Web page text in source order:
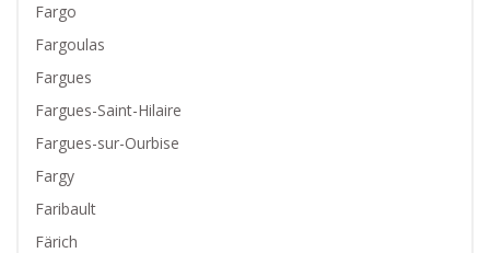
Fargo
Fargoulas
Fargues
Fargues-Saint-Hilaire
Fargues-sur-Ourbise
Fargy
Faribault
Färich